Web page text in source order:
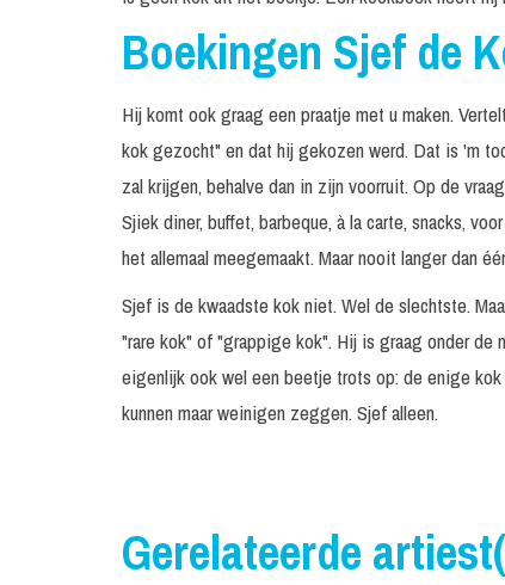
Boekingen Sjef de
Hij komt ook graag een praatje met u maken.
kok gezocht" en dat hij gekozen werd. Dat is 'm
zal krijgen, behalve dan in zijn voorruit. Op de
Sjiek diner, buffet, barbeque, à la carte, snacks,
het allemaal meegemaakt. Maar nooit langer dan
Sjef is de kwaadste kok niet. Wel de slechtste.
"rare kok" of "grappige kok". Hij is graag onder de
eigenlijk ook wel een beetje trots op: de enige
kunnen maar weinigen zeggen. Sjef alleen.
Gerelateerde